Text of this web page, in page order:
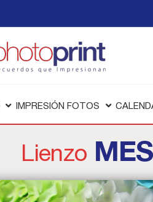
IMPRESIÓN FOTOS
Lienzo